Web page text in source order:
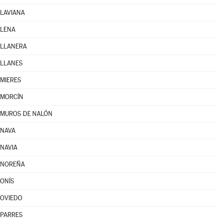
LAVIANA
LENA
LLANERA
LLANES
MIERES
MORCÍN
MUROS DE NALÓN
NAVA
NAVIA
NOREÑA
ONÍS
OVIEDO
PARRES